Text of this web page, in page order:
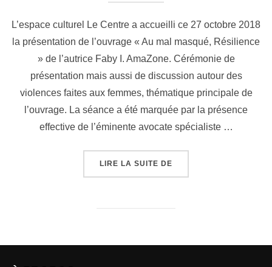
L’espace culturel Le Centre a accueilli ce 27 octobre 2018
la présentation de l’ouvrage « Au mal masqué, Résilience
» de l’autrice Faby I. AmaZone. Cérémonie de
présentation mais aussi de discussion autour des
violences faites aux femmes, thématique principale de
l’ouvrage. La séance a été marquée par la présence
effective de l’éminente avocate spécialiste …
LIRE LA SUITE DE